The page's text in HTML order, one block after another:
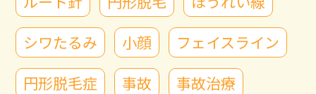
シワたるみ
小顔
フェイスライン
円形脱毛症
事故
事故治療